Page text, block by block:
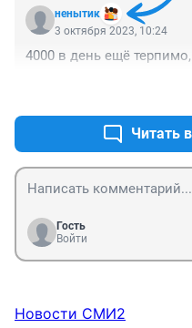
ненытик
3 октября 2023, 10:24
4000 в день ещё
Читать
Гость
Войти
Новости СМИ2